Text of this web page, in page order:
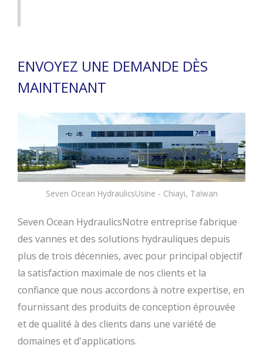
ENVOYEZ UNE DEMANDE DÈS
MAINTENANT
Seven Ocean HydraulicsUsine - Chiayi, Taïwan
Seven Ocean HydraulicsNotre entreprise fabrique
des vannes et des solutions hydrauliques depuis
plus de trois décennies, avec pour principal objectif
la satisfaction maximale de nos clients et la
confiance que nous accordons à notre expertise, en
fournissant des produits de conception éprouvée
et de qualité à des clients dans une variété de
domaines et d'applications.